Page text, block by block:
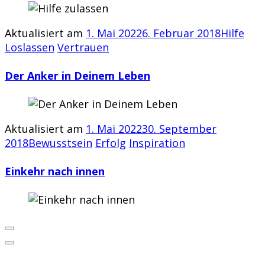
Aktualisiert am 1. Mai 20226. Februar 2018Hilfe
Loslassen Vertrauen
Der Anker in Deinem Leben
Aktualisiert am 1. Mai 202230. September
2018Bewusstsein Erfolg Inspiration
Einkehr nach innen